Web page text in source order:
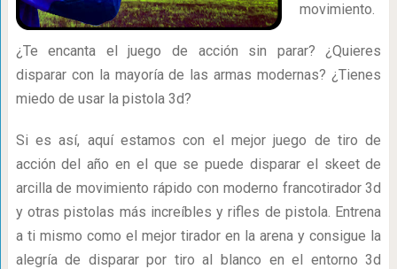
movimiento.
¿Te encanta el juego de acción sin parar? ¿Quieres
disparar con la mayoría de las armas modernas? ¿Tienes
miedo de usar la pistola 3d?
Si es así, aquí estamos con el mejor juego de tiro de
acción del año en el que se puede disparar el skeet de
arcilla de movimiento rápido con moderno francotirador 3d
y otras pistolas más increíbles y rifles de pistola. Entrena
a ti mismo como el mejor tirador en la arena y consigue la
alegría de disparar por tiro al blanco en el entorno 3d